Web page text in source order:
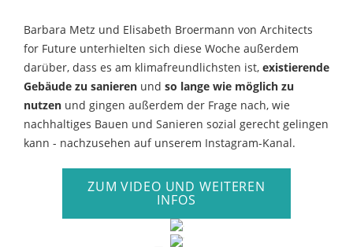
Barbara Metz und Elisabeth Broermann von Architects
for Future unterhielten sich diese Woche außerdem
darüber, dass es am klimafreundlichsten ist, existierende
Gebäude zu sanieren und so lange wie möglich zu
nutzen und gingen außerdem der Frage nach, wie
nachhaltiges Bauen und Sanieren sozial gerecht gelingen
kann - nachzusehen auf unserem Instagram-Kanal.
ZUM VIDEO UND WEITEREN
INFOS